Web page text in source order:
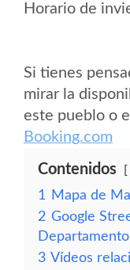
Horario de
Si tienes
mirar la
este pueblo o
Booking.com
Contenidos
1
Mapa de
2 Google
3 Vídeos